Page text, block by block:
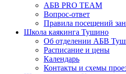
АБВ PRO TEAM
Вопрос-ответ
Правила посещений
Школа каякинга Тушино
Об отделении АБВ
Расписание и цены
Календарь
Контакты и схемы